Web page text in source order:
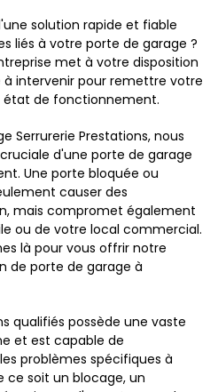
solution rapide et fiable
liés à votre porte de garage ?
met à votre disposition
intervenir pour remettre votre
de fonctionnement.
Serrurerie Prestations, nous
d'une porte de garage
Une porte bloquée ou
causer des
mais compromet également
ou de votre local commercial.
là pour vous offrir notre
de porte de garage à
qualifiés possède une vaste
et est capable de
problèmes spécifiques à
ce soit un blocage, un